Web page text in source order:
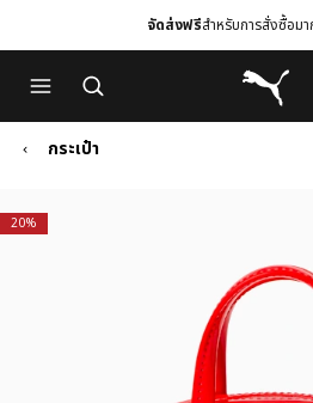
to
Main
content
to
Footer
Content
จัดส่งฟรีสำหรับการสั่งซื้อม
Puma โฮม
กระเป๋า
20%